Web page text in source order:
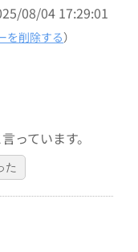
08/04 17:29:01
を削除する）
っています。
た